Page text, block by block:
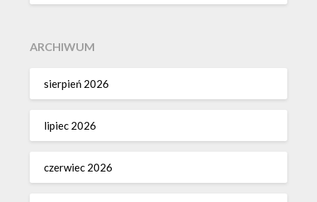
ARCHIWUM
sierpień 2026
lipiec 2026
czerwiec 2026